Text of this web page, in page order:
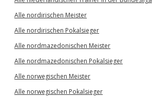
Alle nordirischen Meister
Alle nordirischen Pokalsieger
Alle nordmazedonischen Meister
Alle nordmazedonischen Pokalsieger
Alle norwegischen Meister
Alle norwegischen Pokalsieger